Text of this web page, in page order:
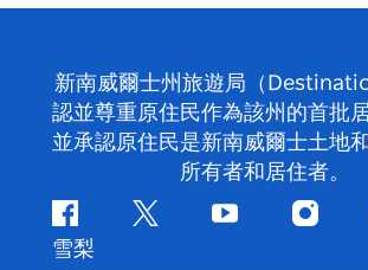
新南威爾士州旅遊局（
認並尊重原住民作為該州的首批
並承認原住民是新南威爾士土地
所有者和居住者。
Facebook嘰
Youtube
雪梨